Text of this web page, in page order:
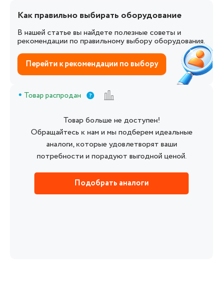
Как правильно выбирать оборудование
В нашей статье вы найдете полезные советы и
рекомендации по правильному выбору оборудования.
Перейти к рекомендации по выбору
Товар распродан
Товар больше не доступен!
Обращайтесь к нам и мы подберем идеальные
аналоги, которые удовлетворят ваши
потребности и порадуют выгодной ценой.
Подобрать аналоги